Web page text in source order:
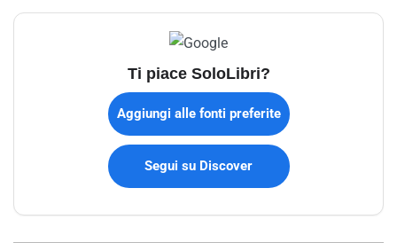
Ti piace SoloLibri?
Aggiungi alle fonti preferite
Segui su Discover